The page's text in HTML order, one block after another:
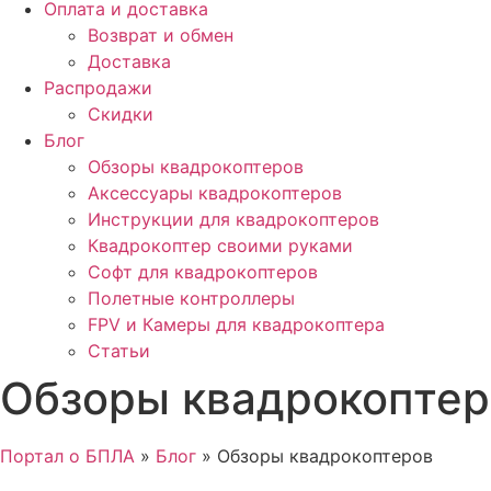
Оплата и доставка
Возврат и обмен
Доставка
Распродажи
Скидки
Блог
Обзоры квадрокоптеров
Аксессуары квадрокоптеров
Инструкции для квадрокоптеров
Квадрокоптер своими руками
Софт для квадрокоптеров
Полетные контроллеры
FPV и Камеры для квадрокоптера
Статьи
Обзоры
Портал о БПЛА » Блог » Обзоры квадрокоптеров